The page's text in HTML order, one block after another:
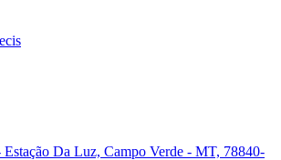
Estação Da Luz, Campo Verde - MT, 78840-